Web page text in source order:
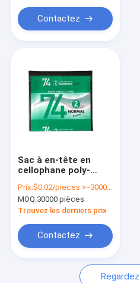
Produits
Vidéos
À propos de nous
Nous contacter
Nouvelles
Demandez un devis
Contactez
Sac à en-tête en
cellophane poly-
plastique
transparent auto-
adhésif
Prix:$0.02/pieces >=30000 pieces
MOQ:30000 pièces
Trouvez les derniers prix
Contactez